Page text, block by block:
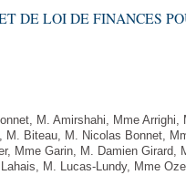
DE LOI DE FINANCES
M. Amirshahi, Mme
M. Biteau, M. Nicolas Bonnet,
Mme Garin, M. Damien Girard,
M. Lucas-Lundy, Mme